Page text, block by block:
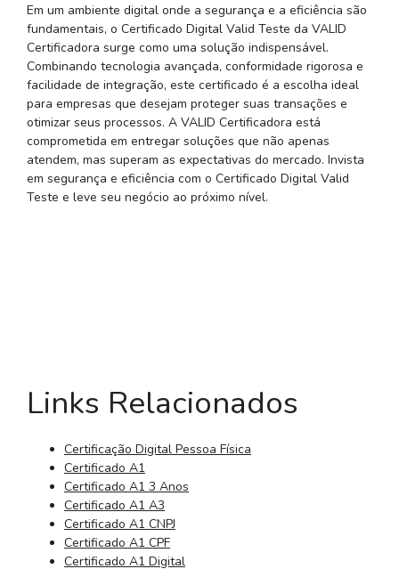
Em um ambiente digital onde a segurança e a eficiência são
fundamentais, o Certificado Digital Valid Teste da VALID
Certificadora surge como uma solução indispensável.
Combinando tecnologia avançada, conformidade rigorosa e
facilidade de integração, este certificado é a escolha ideal
para empresas que desejam proteger suas transações e
otimizar seus processos. A VALID Certificadora está
comprometida em entregar soluções que não apenas
atendem, mas superam as expectativas do mercado. Invista
em segurança e eficiência com o Certificado Digital Valid
Teste e leve seu negócio ao próximo nível.
Links Relacionados
Certificação Digital Pessoa Física
Certificado A1
Certificado A1 3 Anos
Certificado A1 A3
Certificado A1 CNPJ
Certificado A1 CPF
Certificado A1 Digital